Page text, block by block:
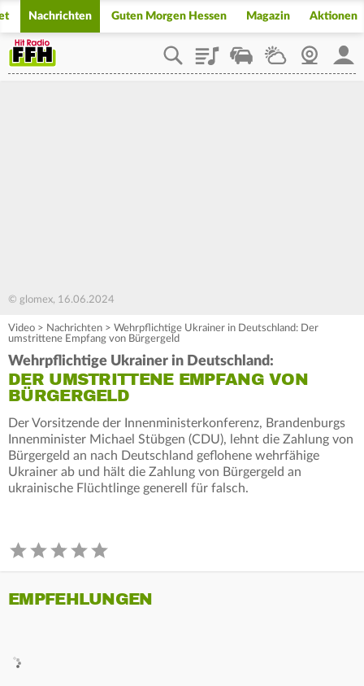
Nachrichten Guten Morgen Hessen Magazin Aktionen
PlaylistStaupilotWetterWebcam
© glomex, 16.06.2024
Video > Nachrichten > Wehrpflichtige Ukrainer in Deutschland: Der
umstrittene Empfang von Bürgergeld
Wehrpflichtige Ukrainer in Deutschland:
DER UMSTRITTENE EMPFANG VON
BÜRGERGELD
Der Vorsitzende der Innenministerkonferenz, Brandenburgs
Innenminister Michael Stübgen (CDU), lehnt die Zahlung von
Bürgergeld an nach Deutschland geflohene wehrfähige
Ukrainer ab und hält die Zahlung von Bürgergeld an
ukrainische Flüchtlinge generell für falsch.
EMPFEHLUNGEN